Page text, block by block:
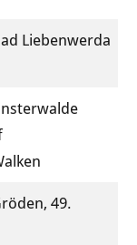
Liebenwerda
49.